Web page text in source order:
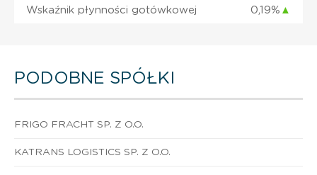
Wskaźnik płynności gotówkowej 0,19% ▲
PODOBNE SPÓŁKI
FRIGO FRACHT SP. Z O.O.
KATRANS LOGISTICS SP. Z O.O.